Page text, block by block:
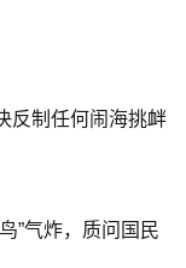
反制任何闹海挑衅
”气炸，质问国民